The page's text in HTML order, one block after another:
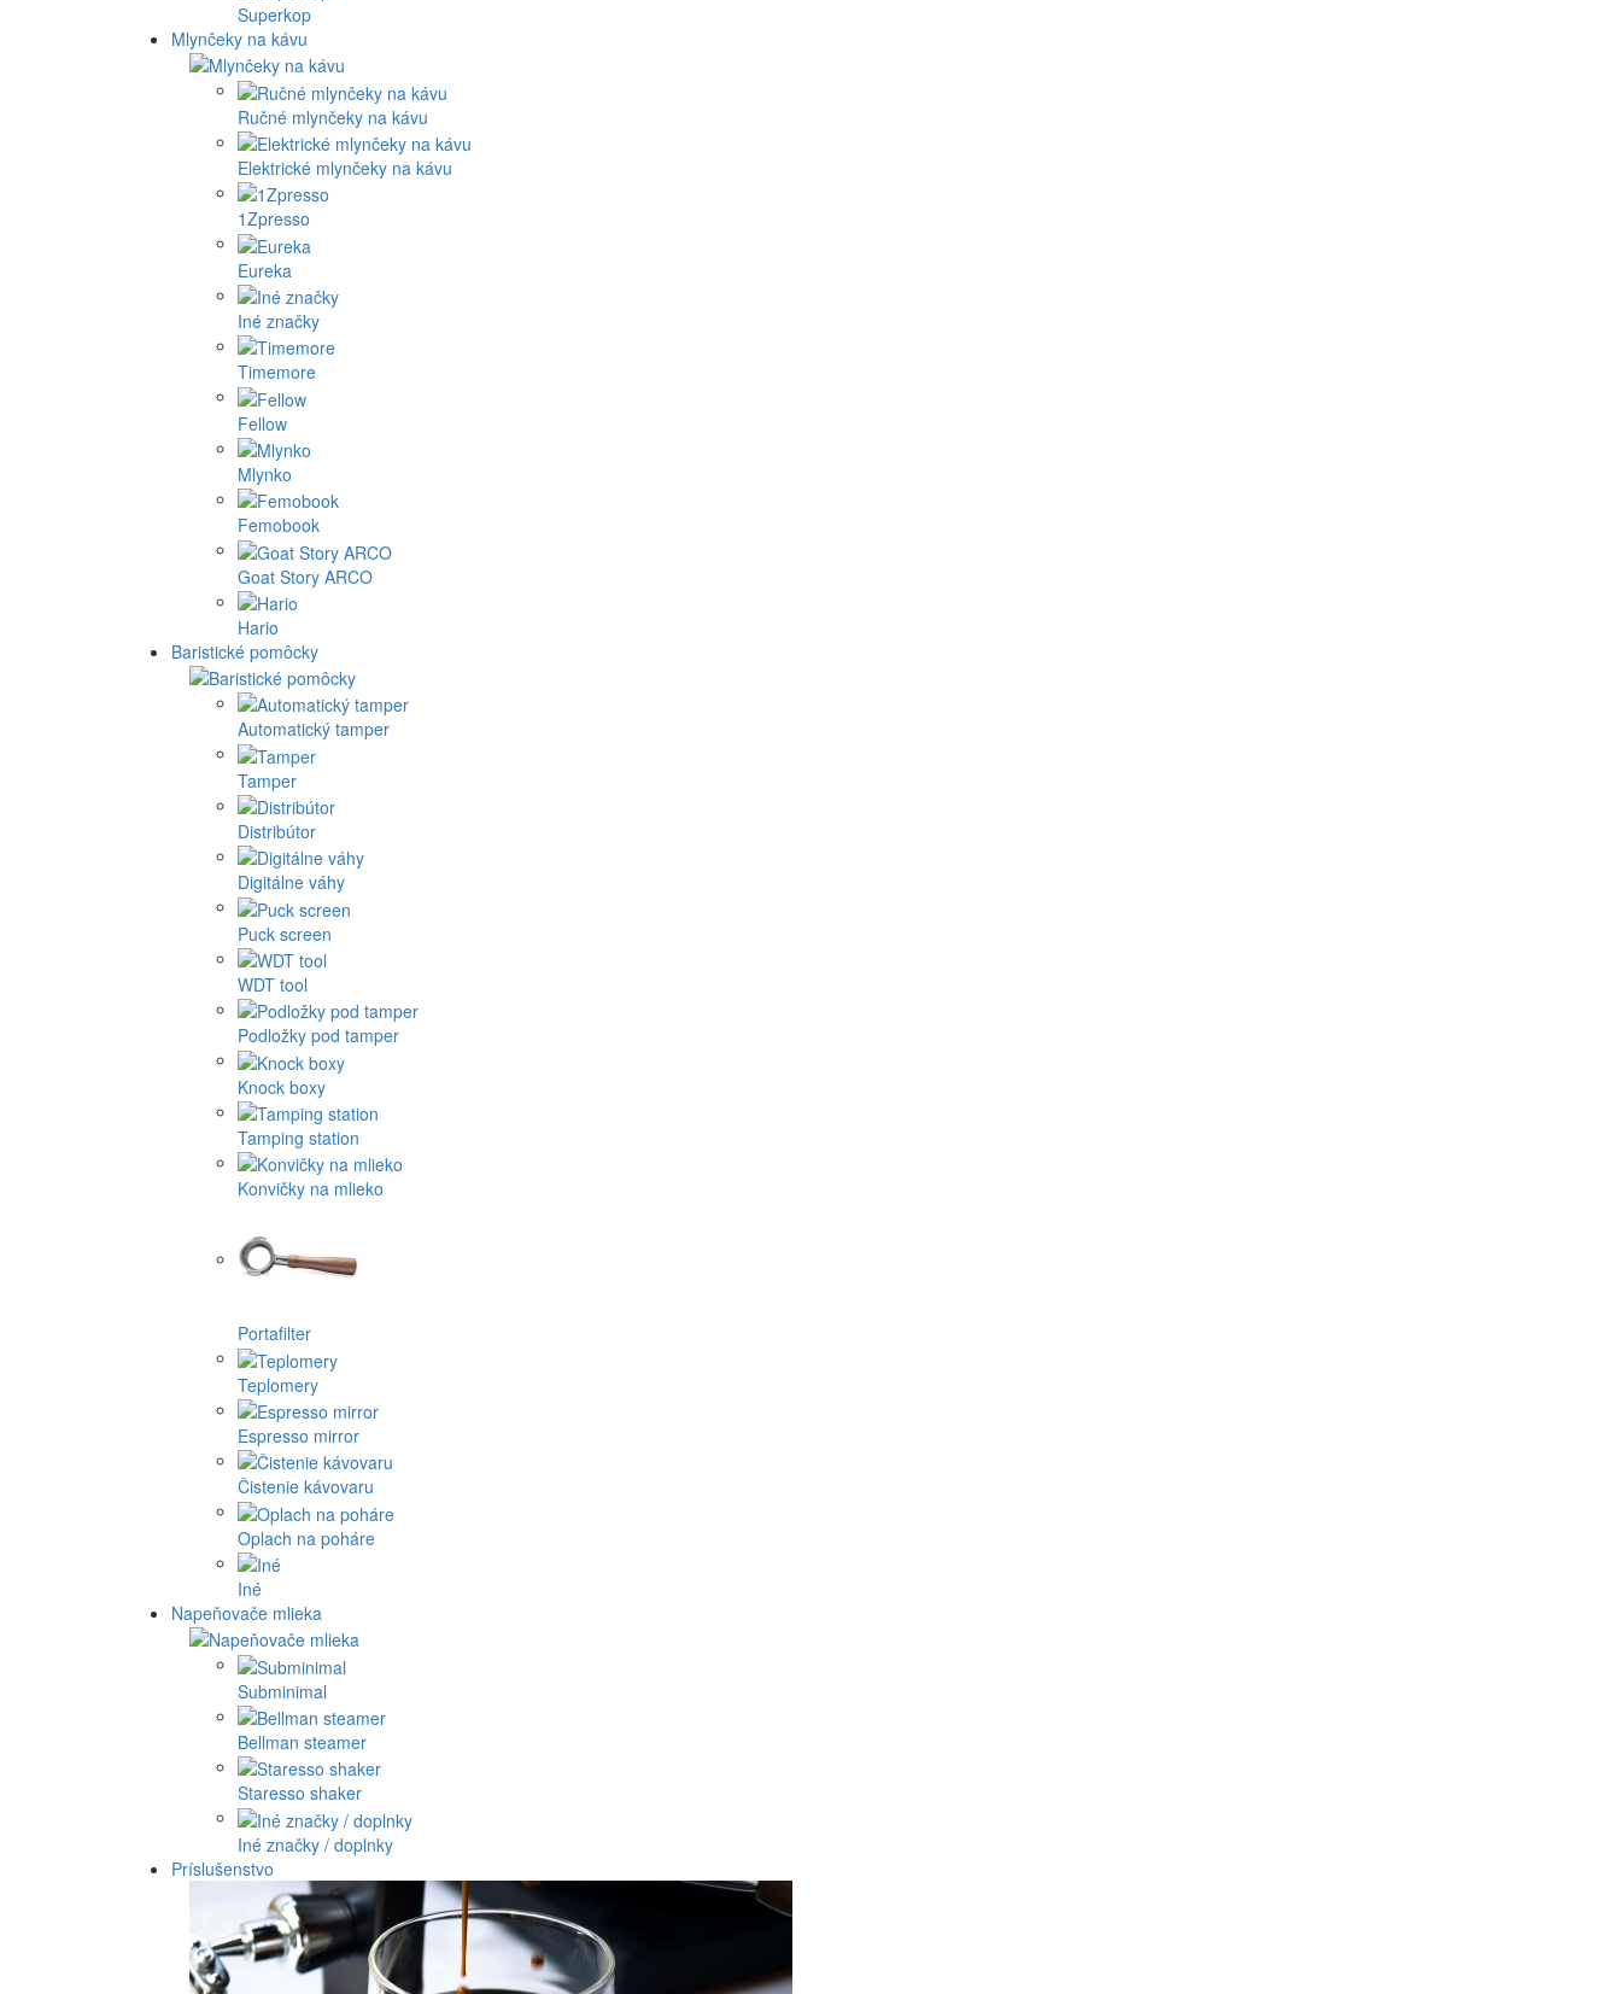
Superkop
Mlynčeky na kávu
Ručné mlynčeky na kávu
Elektrické mlynčeky na kávu
1Zpresso
Eureka
Iné značky
Timemore
Fellow
Mlynko
Femobook
Goat Story ARCO
Hario
Baristické pomôcky
Automatický tamper
Tamper
Distribútor
Digitálne váhy
Puck screen
WDT tool
Podložky pod tamper
Knock boxy
Tamping station
Konvičky na mlieko
Portafilter
Teplomery
Espresso mirror
Čistenie kávovaru
Oplach na poháre
Iné
Napeňovače mlieka
Subminimal
Bellman steamer
Staresso shaker
Iné značky / doplnky
Príslušenstvo